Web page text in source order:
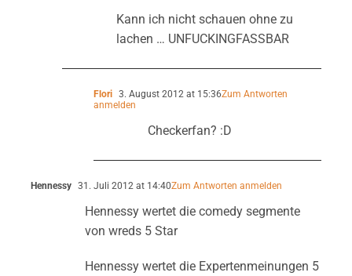
Kann ich nicht schauen ohne zu
lachen … UNFUCKINGFASSBAR
Flori 3. August 2012 at 15:36Zum Antworten
anmelden
Checkerfan? :D
Hennessy 31. Juli 2012 at 14:40Zum Antworten anmelden
Hennessy wertet die comedy segmente
von wreds 5 Star
Hennessy wertet die Expertenmeinungen 5